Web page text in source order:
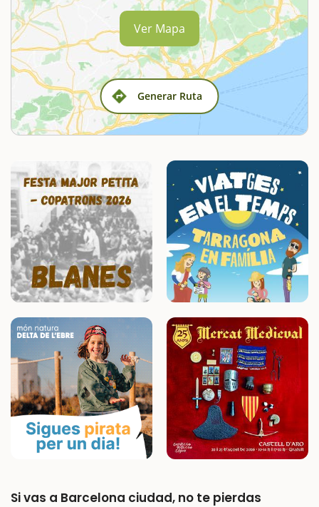
Generar Ruta
Ver Mapa
Si vas a Barcelona ciudad, no te pierdas